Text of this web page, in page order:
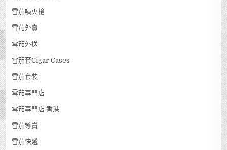
雪茄噴火槍
雪茄外賣
雪茄外送
雪茄套Cigar Cases
雪茄套裝
雪茄專門店
雪茄專門店 香港
雪茄導賞
雪茄快遞